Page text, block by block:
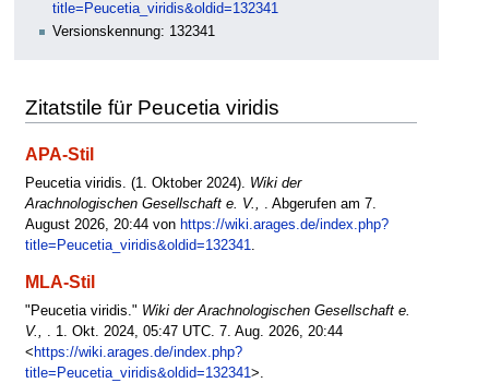
title=Peucetia_viridis&oldid=132341
Versionskennung: 132341
Zitatstile für Peucetia viridis
APA-Stil
Peucetia viridis. (1. Oktober 2024). Wiki der
Arachnologischen Gesellschaft e. V., . Abgerufen am 7.
August 2026, 20:44 von https://wiki.arages.de/index.php?
title=Peucetia_viridis&oldid=132341.
MLA-Stil
"Peucetia viridis." Wiki der Arachnologischen Gesellschaft e.
V., . 1. Okt. 2024, 05:47 UTC. 7. Aug. 2026, 20:44
< https://wiki.arages.de/index.php?
title=Peucetia_viridis&oldid=132341>.